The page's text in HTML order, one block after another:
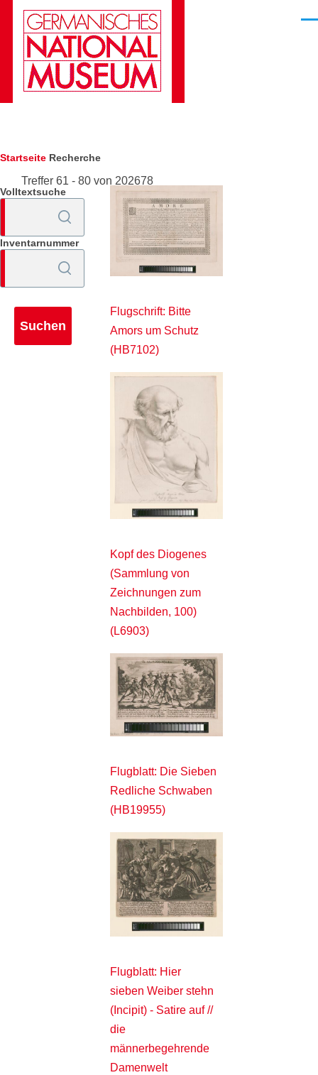
Direkt zum Inhalt
Pfadnavigation
Startseite Recherche
Treffer 61 - 80 von 202678
Volltextsuche
Inventarnummer
Flugschrift: Bitte
Amors um Schutz
(HB7102)
Kopf des Diogenes
(Sammlung von
Zeichnungen zum
Nachbilden, 100)
(L6903)
Flugblatt: Die Sieben
Redliche Schwaben
(HB19955)
Flugblatt: Hier
sieben Weiber stehn
(Incipit) - Satire auf //
die
männerbegehrende
Damenwelt